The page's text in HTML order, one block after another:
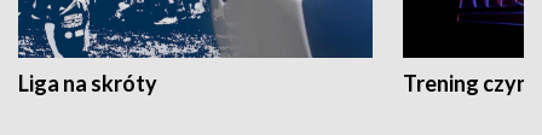
Liga na skróty Trening czyni